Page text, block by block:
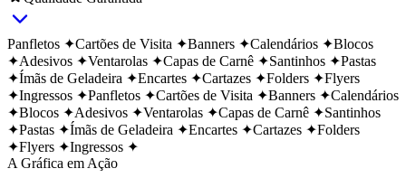
Panfletos ✦Cartões de Visita ✦Banners ✦Calendários ✦Blocos
✦Adesivos ✦Ventarolas ✦Capas de Carnê ✦Santinhos ✦Pastas
✦Ímãs de Geladeira ✦Encartes ✦Cartazes ✦Folders ✦Flyers
✦Ingressos ✦Panfletos ✦Cartões de Visita ✦Banners ✦Calendários
✦Blocos ✦Adesivos ✦Ventarolas ✦Capas de Carnê ✦Santinhos
✦Pastas ✦Ímãs de Geladeira ✦Encartes ✦Cartazes ✦Folders
✦Flyers ✦Ingressos ✦
A Gráfica em Ação